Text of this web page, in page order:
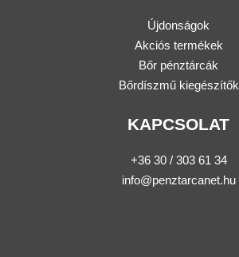
Újdonságok
Akciós termékek
Bőr pénztárcák
Bőrdíszmű kiegészítők
KAPCSOLAT
+36 30 / 303 61 34
info@penztarcanet.hu